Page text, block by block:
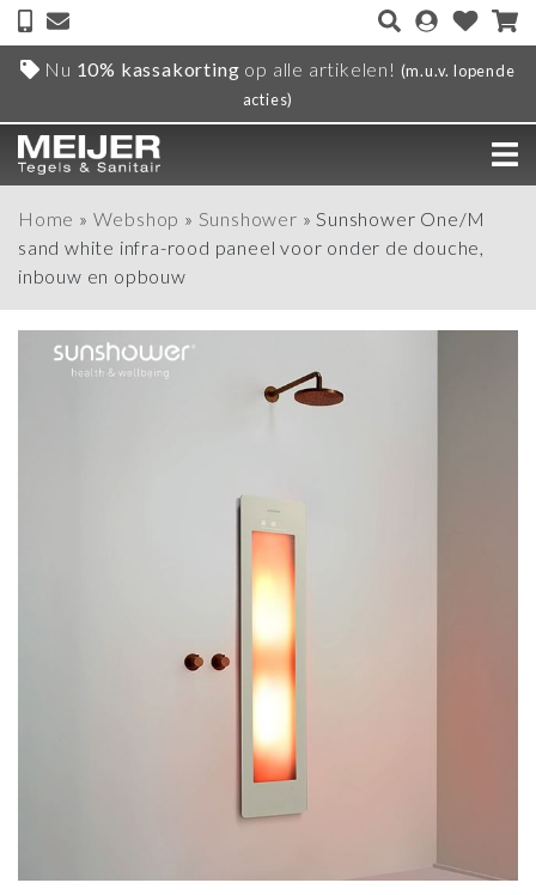
Nu 10% kassakorting op alle artikelen! (m.u.v. lopende
acties)
Home » Webshop » Sunshower »Sunshower One/M
sand white infra-rood paneel voor onder de douche,
inbouw en opbouw